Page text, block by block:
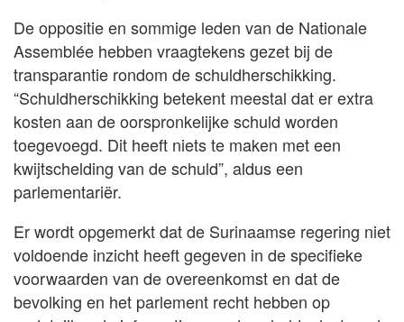
De oppositie en sommige leden van de Nationale
Assemblée hebben vraagtekens gezet bij de
transparantie rondom de schuldherschikking.
“Schuldherschikking betekent meestal dat er extra
kosten aan de oorspronkelijke schuld worden
toegevoegd. Dit heeft niets te maken met een
kwijtschelding van de schuld”, aldus een
parlementariër.
Er wordt opgemerkt dat de Surinaamse regering niet
voldoende inzicht heeft gegeven in de specifieke
voorwaarden van de overeenkomst en dat de
bevolking en het parlement recht hebben op